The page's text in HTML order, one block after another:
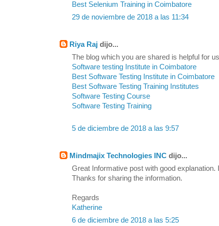
Best Selenium Training in Coimbatore
29 de noviembre de 2018 a las 11:34
Riya Raj dijo...
The blog which you are shared is helpful for
Software testing Institute in Coimbatore
Best Software Testing Institute in Coimbatore
Best Software Testing Training Institutes
Software Testing Course
Software Testing Training
5 de diciembre de 2018 a las 9:57
Mindmajix Technologies INC dijo...
Great Informative post with good explanation.
Thanks for sharing the information.
Regards
Katherine
6 de diciembre de 2018 a las 5:25